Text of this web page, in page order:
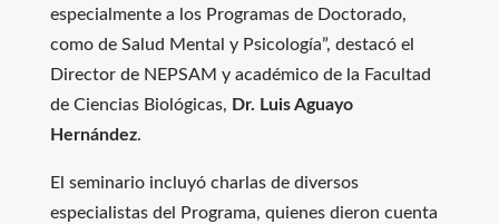
especialmente a los Programas de Doctorado,
como de Salud Mental y Psicología”, destacó el
Director de NEPSAM y académico de la Facultad
de Ciencias Biológicas, Dr. Luis Aguayo
Hernández.
El seminario incluyó charlas de diversos
especialistas del Programa, quienes dieron cuenta